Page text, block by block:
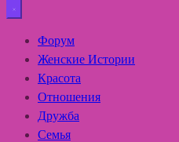
Форум
Женские Истории
Красота
Отношения
Дружба
Семья